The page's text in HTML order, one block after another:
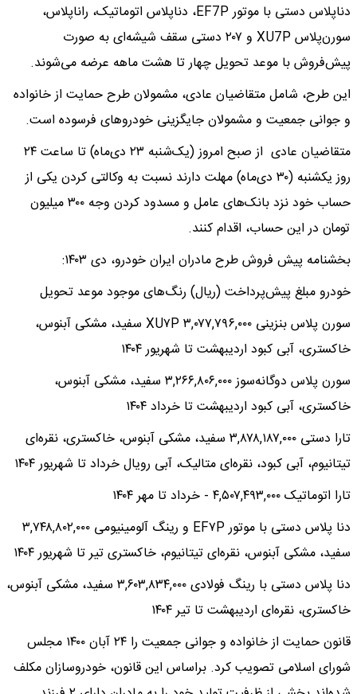
دناپلاس دستی با موتور EF7P، دناپلاس اتوماتیک، راناپلاس،
سورن‌پلاس XU7P و ۲۰۷ دستی سقف شیشه‌ای به صورت
پیش‌فروش با موعد تحویل چهار تا هشت ماهه عرضه می‌شوند.
این طرح، شامل متقاضیان عادی، مشمولان طرح حمایت از خانواده
و جوانی جمعیت و مشمولان جایگزینی خودروهای فرسوده است.
متقاضیان عادی از صبح امروز (یک‌شنبه ۲۳ دی‌ماه) تا ساعت ۲۴
روز یکشنبه (۳۰ دی‌ماه) مهلت دارند نسبت به وکالتی کردن یکی از
حساب خود نزد بانک‌های عامل و مسدود کردن وجه ۳۰۰ میلیون
تومان در این حساب، اقدام کنند.
بخشنامه پیش فروش طرح مادران ایران خودرو، دی ۱۴۰۳:
خودرو مبلغ پیش‌پرداخت (ریال) رنگ‌های موجود موعد تحویل
سورن پلاس بنزینی XU۷P ۳,۰۷۷,۷۹۶,۰۰۰ سفید، مشکی آبنوس،
خاکستری، آبی کبود اردیبهشت تا شهریور ۱۴۰۴
سورن پلاس دوگانه‌سوز ۳,۲۶۶,۸۰۶,۰۰۰ سفید، مشکی آبنوس،
خاکستری، آبی کبود اردیبهشت تا خرداد ۱۴۰۴
تارا دستی ۳,۸۷۸,۱۸۷,۰۰۰ سفید، مشکی آبنوس، خاکستری، نقره‌ای
تیتانیوم، آبی کبود، نقره‌ای متالیک، آبی رویال خرداد تا شهریور ۱۴۰۴
تارا اتوماتیک ۴,۵۰۷,۴۹۳,۰۰۰ - خرداد تا مهر ۱۴۰۴
دنا پلاس دستی با موتور EF۷P و رینگ آلومینیومی ۳,۷۴۸,۸۰۲,۰۰۰
سفید، مشکی آبنوس، نقره‌ای تیتانیوم، خاکستری تیر تا شهریور ۱۴۰۴
دنا پلاس دستی با رینگ فولادی ۳,۶۰۳,۸۳۴,۰۰۰ سفید، مشکی آبنوس،
خاکستری، نقره‌ای اردیبهشت تا تیر ۱۴۰۴
قانون حمایت از خانواده و جوانی جمعیت را ۲۴ آبان ۱۴۰۰ مجلس
شورای اسلامی تصویب کرد. براساس این قانون، خودروسازان مکلف